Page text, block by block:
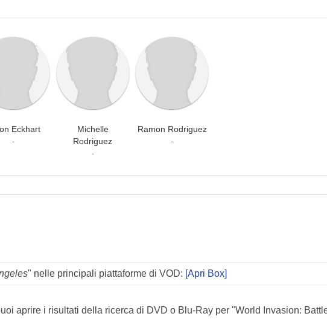
Eckhart
-
Michelle
Rodriguez
-
Ramon Rodriguez
-
" nelle principali piattaforme di VOD: [Apri Box]
aprire i risultati della ricerca di DVD o Blu-Ray per "World Invasion: